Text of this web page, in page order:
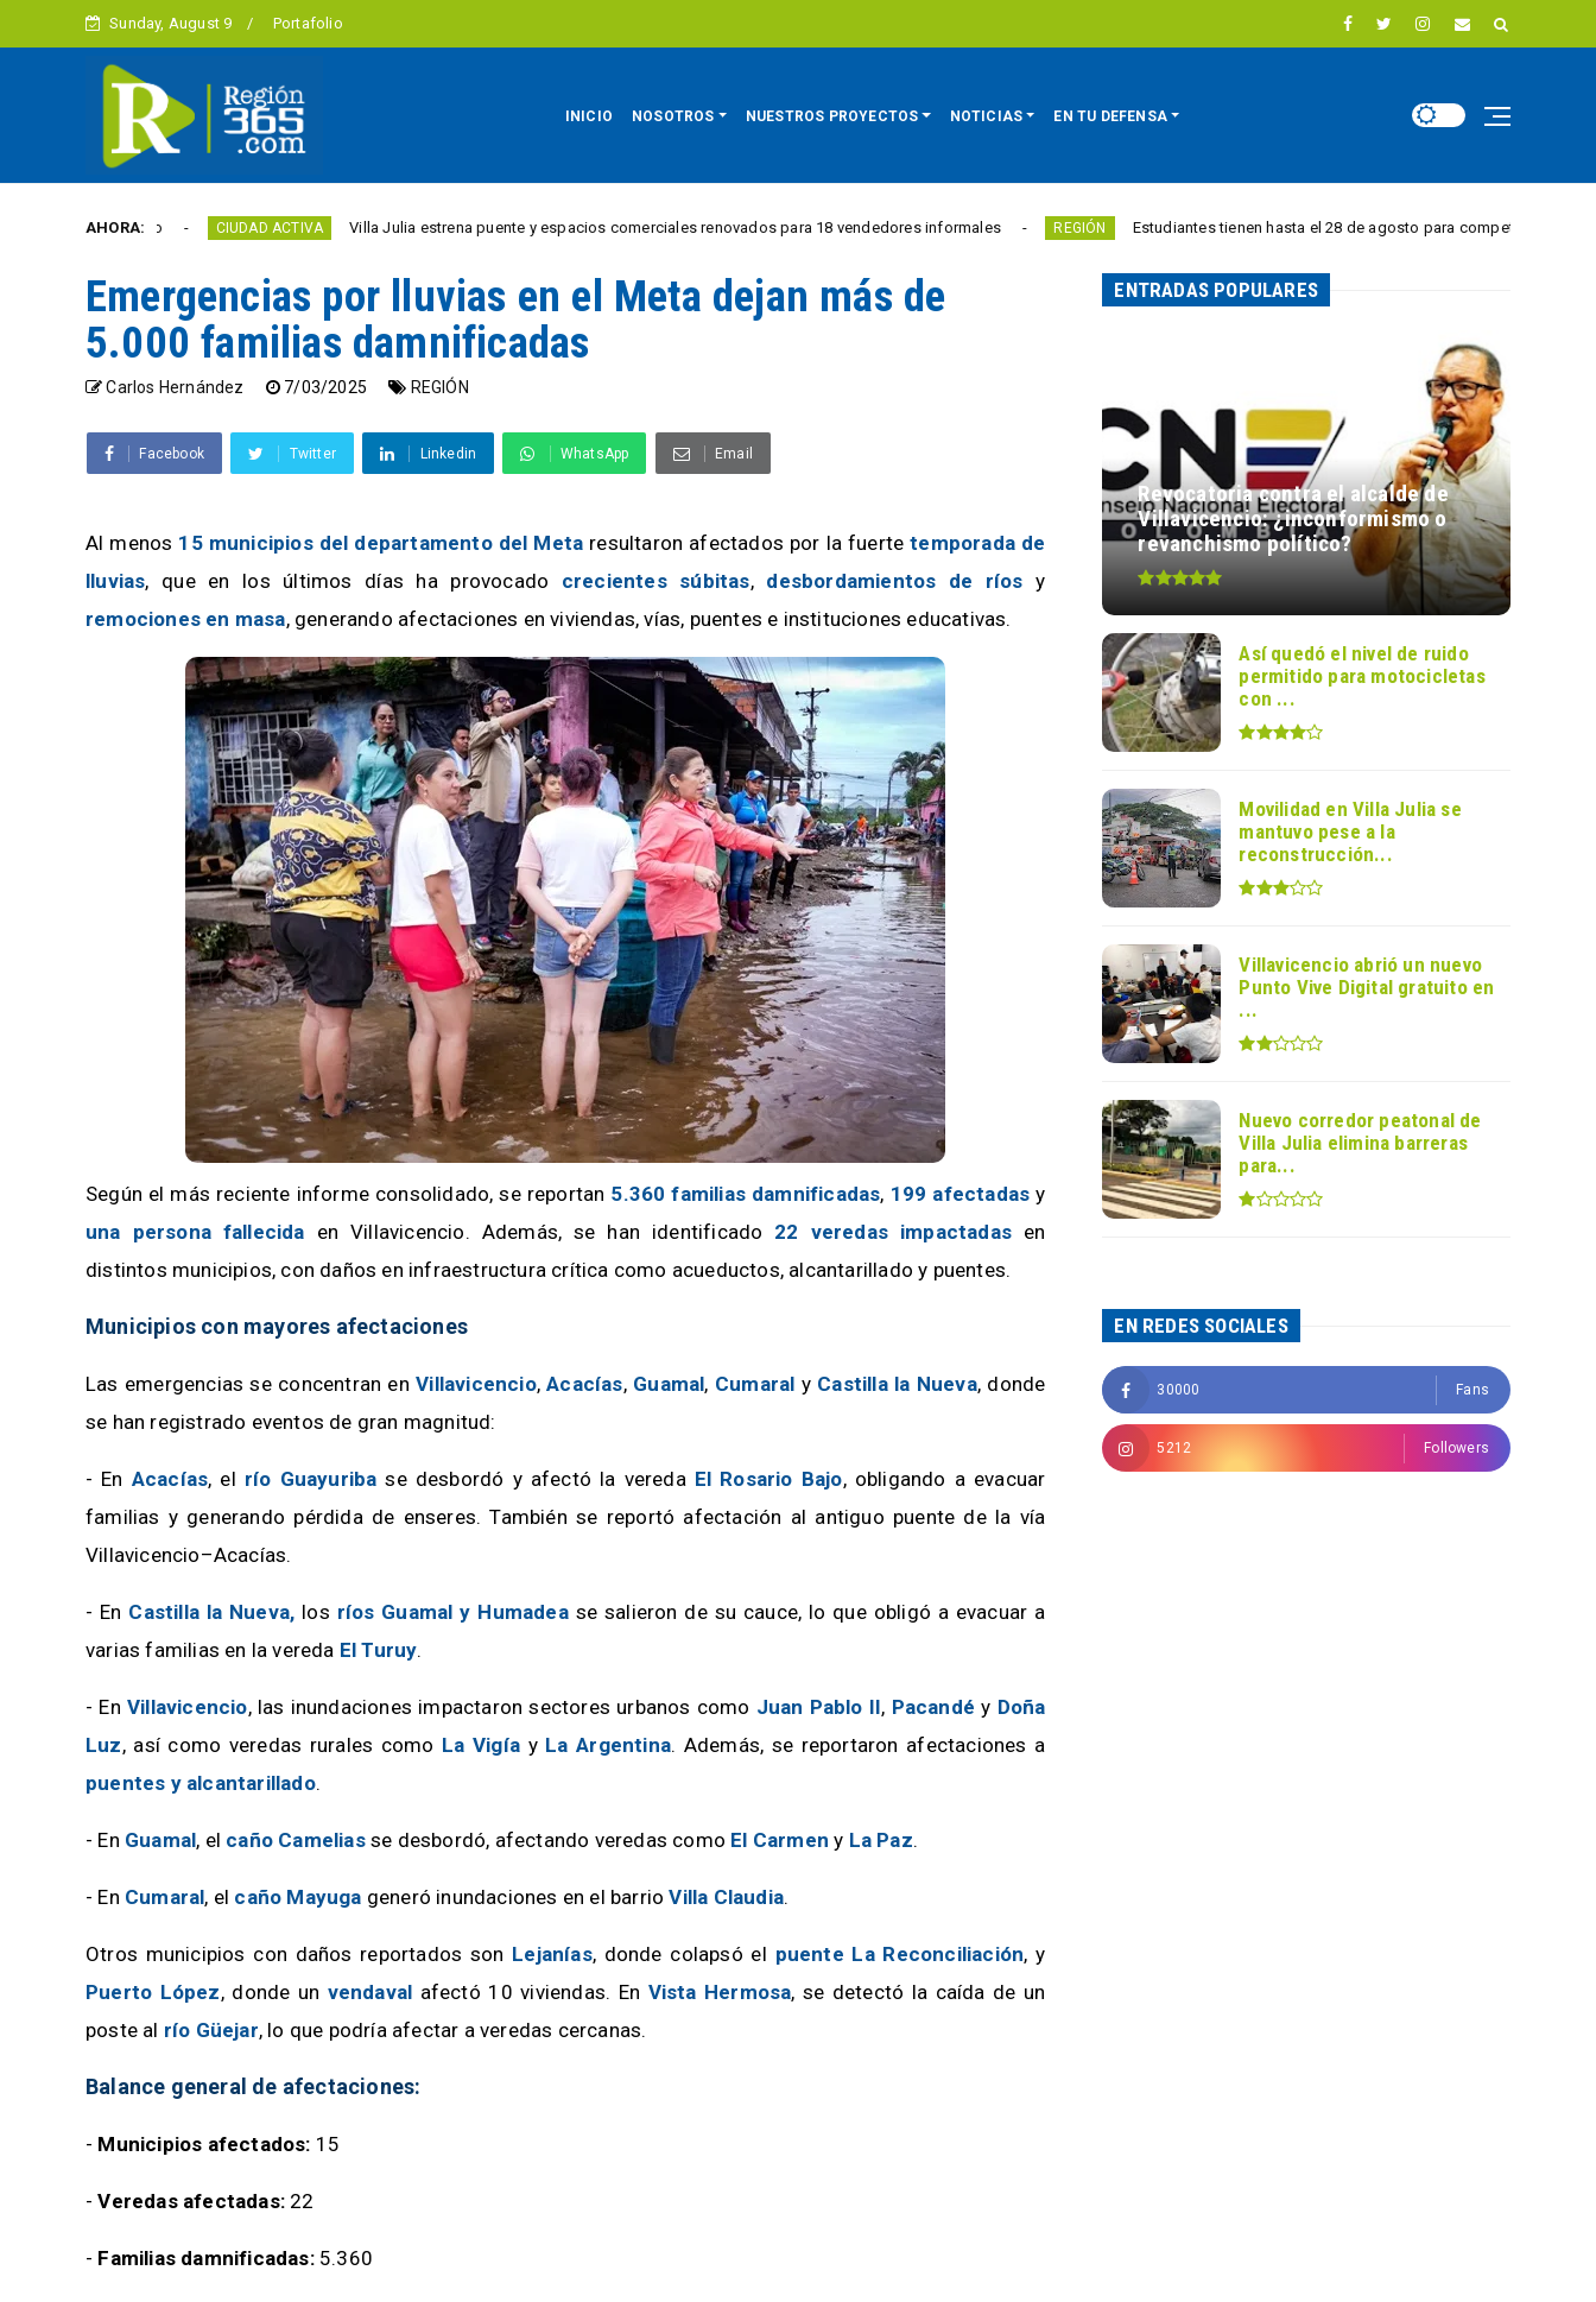
Sunday, August 9 Portafolio
INICIO NOSOTROS NUESTROS PROYECTOS NOTICIAS EN TU DEFENSA
AHORA:
CIUDAD ACTIVA Villa Julia estrena puente y espacios comerciales renovados para 18 vendedores informales REGIÓN Estudiantes tienen hasta el 28 de agosto para competir por 10.000 euros en
Emergencias por lluvias en el Meta dejan más de
5.000 familias damnificadas
Carlos Hernández 7/03/2025 REGIÓN
Facebook Twitter Linkedin WhatsApp Email
Al menos 15 municipios del departamento del Meta resultaron afectados por la fuertetemporada de
lluvias, que en los últimos días ha provocado crecientes súbitas, desbordamientos de ríos y
remociones en masa, generando afectaciones en viviendas, vías, puentes e instituciones educativas.
Según el más reciente informe consolidado, se reportan 5.360 familias damnificadas, 199 afectadas y
una persona fallecida en Villavicencio. Además, se han identificado 22 veredas impactadasen
distintos municipios, con daños en infraestructura crítica como acueductos, alcantarillado y puentes.
Municipios con mayores afectaciones
Las emergencias se concentran enVillavicencio,Acacías, Guamal, Cumaral y Castilla la Nueva, donde
se han registrado eventos de gran magnitud:
- En Acacías, el río Guayuriba se desbordó y afectó la vereda El Rosario Bajo, obligando a evacuar
familias y generando pérdida de enseres. También se reportó afectación al antiguo puente de la vía
Villavicencio–Acacías.
- En Castilla la Nueva, los ríos Guamal y Humadease salieron de su cauce, lo que obligó a evacuar a
varias familias en la vereda El Turuy.
- En Villavicencio, las inundaciones impactaron sectores urbanos como Juan Pablo II, Pacandé y Doña
Luz, así como veredas rurales como La Vigía y La Argentina. Además, se reportaron afectaciones a
puentes y alcantarillado.
- En Guamal, el caño Cameliasse desbordó, afectando veredas como El Carmen y La Paz.
- En Cumaral, el caño Mayuga generó inundaciones en el barrioVilla Claudia.
Otros municipios con daños reportados son Lejanías, donde colapsó el puente La Reconciliación, y
Puerto López, donde un vendaval afectó 10 viviendas. En Vista Hermosa, se detectó la caída de un
poste al río Güejar, lo que podría afectar a veredas cercanas.
Balance general de afectaciones:
- Municipios afectados: 15
-Veredas afectadas: 22
- Familias damnificadas:5.360
ENTRADAS POPULARES
Revocatoria contra el alcalde de
Villavicencio: ¿inconformismo o
revanchismo político?
Así quedó el nivel de ruido
permitido para motocicletas
con ...
Movilidad en Villa Julia se
mantuvo pese a la
reconstrucción...
Villavicencio abrió un nuevo
Punto Vive Digital gratuito en
...
Nuevo corredor peatonal de
Villa Julia elimina barreras
para...
EN REDES SOCIALES
30000 Fans
5212 Followers